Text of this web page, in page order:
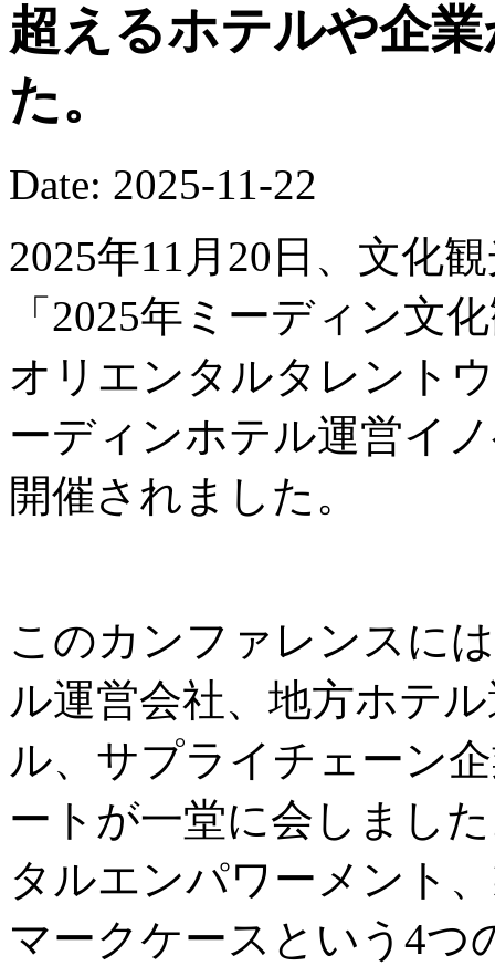
超えるホテルや企
た。
Date: 2025-11-22
2025年11月20日、文化
「2025年ミーディン文
オリエンタルタレント
ーディンホテル運営イ
開催されました。
このカンファレンスに
ル運営会社、地方ホテ
ル、サプライチェーン
ートが一堂に会しまし
タルエンパワーメント
マークケースという4つ